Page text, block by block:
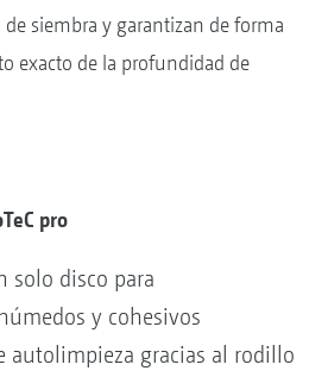
de siembra y garantizan de forma
exacto de la profundidad de
pro
solo disco para
y cohesivos
autolimpieza gracias al rodillo